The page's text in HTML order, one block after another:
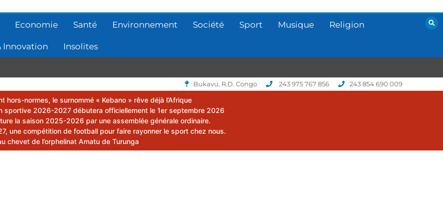
Economie Santé Environnement Société Sport Musique Religion
Innovation Insolites
Bukavu, R.D. Congo 243 975 767 856 243 854 690 009
hors-normes, le surnommé « Kebano » rêve déjà l’Afrique
sportive 2026-2027 débutera officiellement le 1er septembre 2026
la saison 2025-2026 par une assemblée générale ordinaire.
une compétition de football pour faire rayonner le sport chez nous.
chevet de l’orphelinat Amatu de Turunga